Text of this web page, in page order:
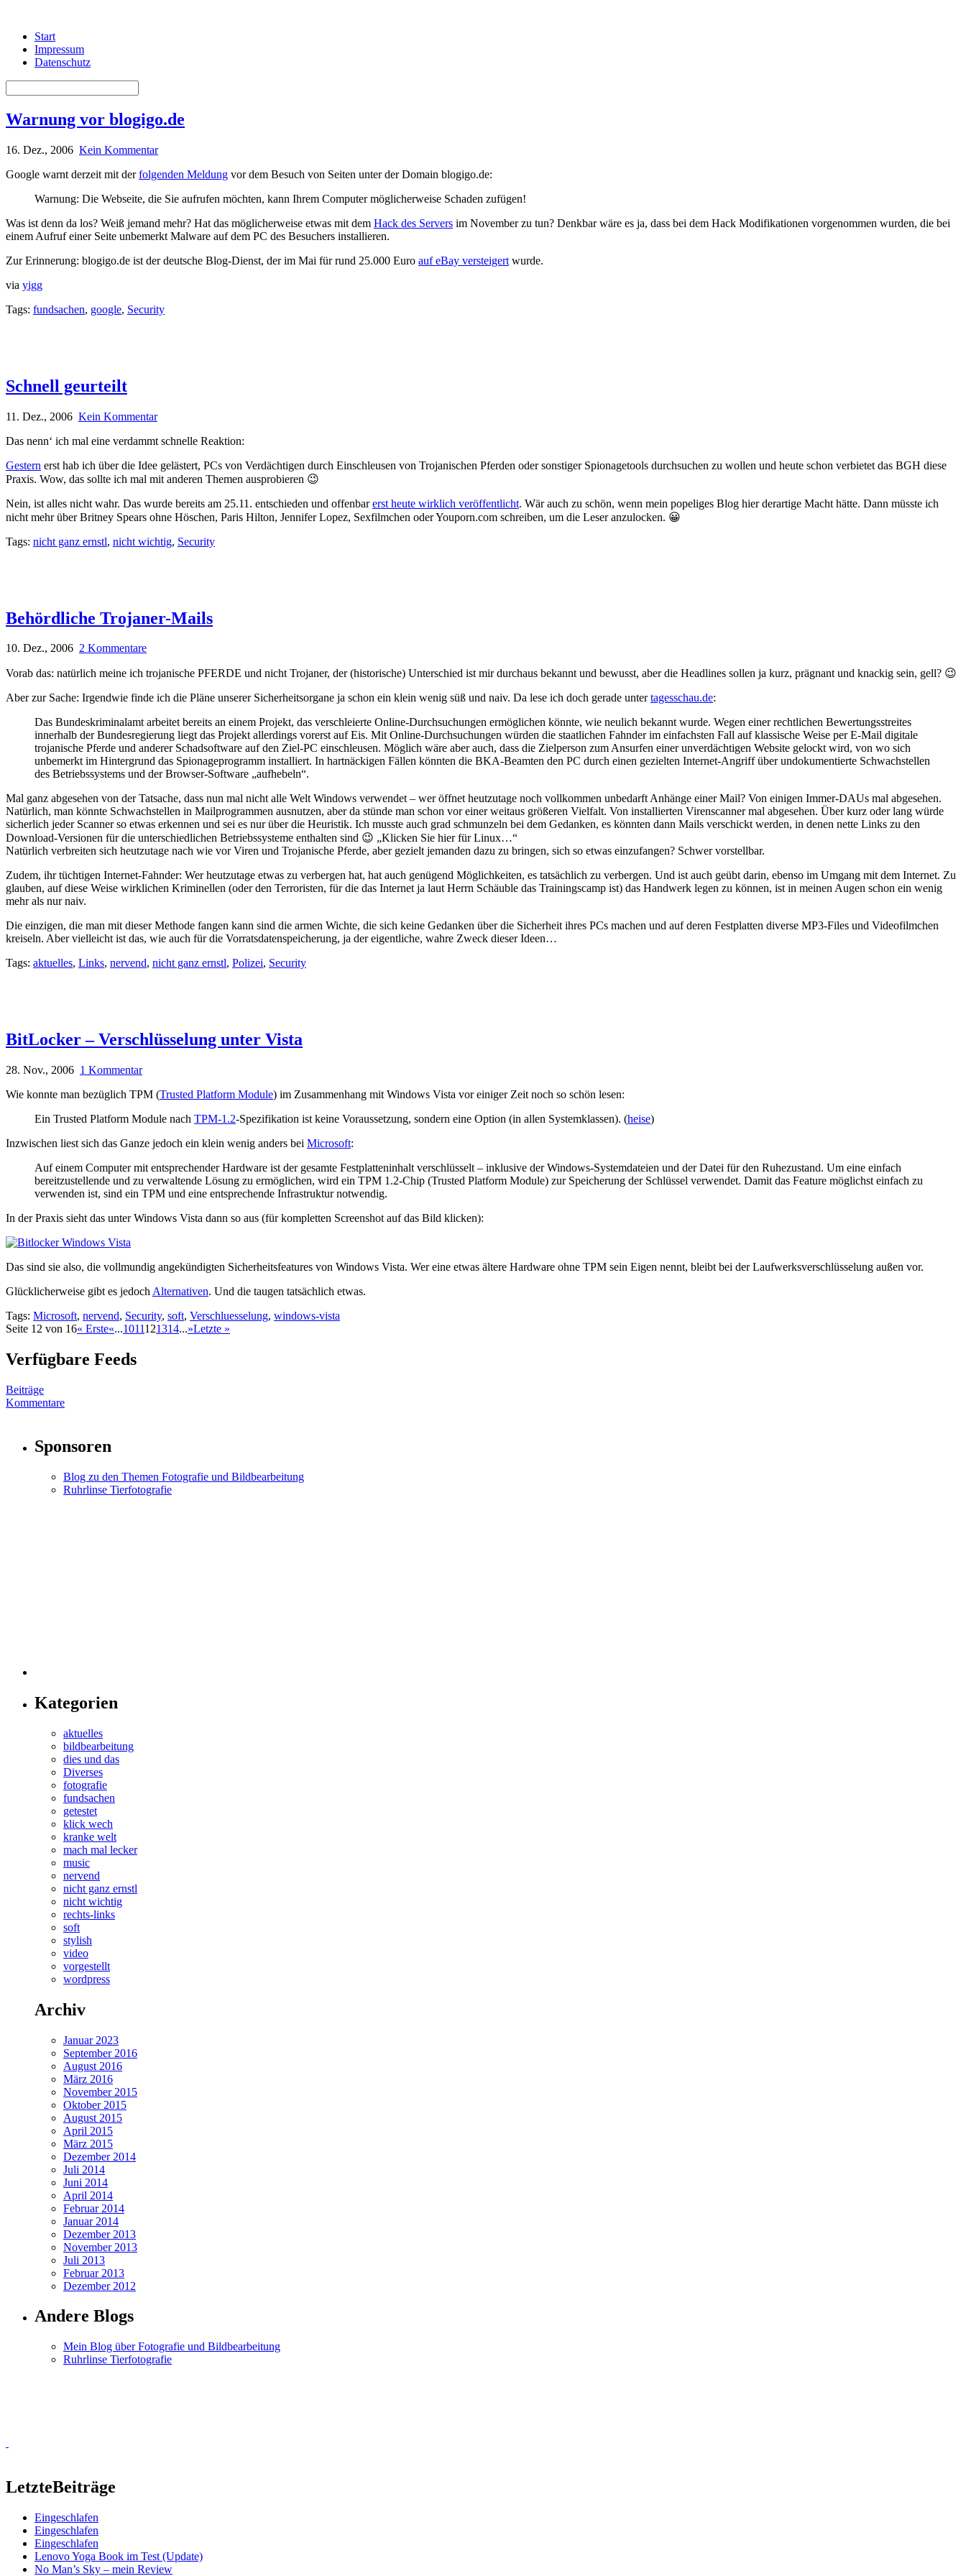
Start
Impressum
Datenschutz
Warnung vor blogigo.de
16. Dez., 2006 Kein Kommentar
Google warnt derzeit mit derfolgenden Meldung vor dem Besuch von Seiten unter der Domain blogigo.de:
Warnung: Die Webseite, die Sie aufrufen möchten, kann Ihrem Computer möglicherweise Schaden zufügen!
Was ist denn da los? Weiß jemand mehr? Hat das möglicherweise etwas mit dem Hack des Servers im November zu tun? Denkbar wäre es ja, dass bei dem Hack Modifikationen vorgenommen wurden, die bei
einem Aufruf einer Seite unbemerkt Malware auf dem PC des Besuchers installieren.
Zur Erinnerung: blogigo.de ist der deutsche Blog-Dienst, der im Mai für rund 25.000 Euro auf eBay versteigert wurde.
via yigg
Tags: fundsachen, google, Security
Schnell geurteilt
11. Dez., 2006 Kein Kommentar
Das nenn‘ ich mal eine verdammt schnelle Reaktion:
Gestern erst hab ich über die Idee gelästert, PCs von Verdächtigen durch Einschleusen von Trojanischen Pferden oder sonstiger Spionagetools durchsuchen zu wollen und heute schon verbietet das BGH diese
Praxis. Wow, das sollte ich mal mit anderen Themen ausprobieren 😉
Nein, ist alles nicht wahr. Das wurde bereits am 25.11. entschieden und offenbarerst heute wirklich veröffentlicht. Wär auch zu schön, wenn mein popeliges Blog hier derartige Macht hätte. Dann müsste ich
nicht mehr über Britney Spears ohne Höschen, Paris Hilton, Jennifer Lopez, Sexfilmchen oder Youporn.com schreiben, um die Leser anzulocken. 😀
Tags: nicht ganz ernstl, nicht wichtig, Security
Behördliche Trojaner-Mails
10. Dez., 2006 2 Kommentare
Vorab das: natürlich meine ich trojanische PFERDE und nicht Trojaner, der (historische) Unterschied ist mir durchaus bekannt und bewusst, aber die Headlines sollen ja kurz, prägnant und knackig sein, gell? 😉
Aber zur Sache: Irgendwie finde ich die Pläne unserer Sicherheitsorgane ja schon ein klein wenig süß und naiv. Da lese ich doch gerade untertagesschau.de:
Das Bundeskriminalamt arbeitet bereits an einem Projekt, das verschleierte Online-Durchsuchungen ermöglichen könnte, wie neulich bekannt wurde. Wegen einer rechtlichen Bewertungsstreites
innerhalb der Bundesregierung liegt das Projekt allerdings vorerst auf Eis. Mit Online-Durchsuchungen würden die staatlichen Fahnder im einfachsten Fall auf klassische Weise per E-Mail digitale
trojanische Pferde und anderer Schadsoftware auf den Ziel-PC einschleusen. Möglich wäre aber auch, dass die Zielperson zum Ansurfen einer unverdächtigen Website gelockt wird, von wo sich
unbemerkt im Hintergrund das Spionageprogramm installiert. In hartnäckigen Fällen könnten die BKA-Beamten den PC durch einen gezielten Internet-Angriff über undokumentierte Schwachstellen
des Betriebssystems und der Browser-Software „aufhebeln“.
Mal ganz abgesehen von der Tatsache, dass nun mal nicht alle Welt Windows verwendet – wer öffnet heutzutage noch vollkommen unbedarft Anhänge einer Mail? Von einigen Immer-DAUs mal abgesehen.
Natürlich, man könnte Schwachstellen in Mailprogrammen ausnutzen, aber da stünde man schon vor einer weitaus größeren Vielfalt. Von installierten Virenscanner mal abgesehen. Über kurz oder lang würde
sicherlich jeder Scanner so etwas erkennen und sei es nur über die Heuristik. Ich musste auch grad schmunzeln bei dem Gedanken, es könnten dann Mails verschickt werden, in denen nette Links zu den
Download-Versionen für die unterschiedlichen Betriebssysteme enthalten sind 😉 „Klicken Sie hier für Linux…“
Natürlich verbreiten sich heutzutage nach wie vor Viren und Trojanische Pferde, aber gezielt jemanden dazu zu bringen, sich so etwas einzufangen? Schwer vorstellbar.
Zudem, ihr tüchtigen Internet-Fahnder: Wer heutzutage etwas zu verbergen hat, hat auch genügend Möglichkeiten, es tatsächlich zu verbergen. Und ist auch geübt darin, ebenso im Umgang mit dem Internet. Zu
glauben, auf diese Weise wirklichen Kriminellen (oder den Terroristen, für die das Internet ja laut Herrn Schäuble das Trainingscamp ist) das Handwerk legen zu können, ist in meinen Augen schon ein wenig
mehr als nur naiv.
Die einzigen, die man mit dieser Methode fangen kann sind die armen Wichte, die sich keine Gedanken über die Sicherheit ihres PCs machen und auf deren Festplatten diverse MP3-Files und Videofilmchen
kreiseln. Aber vielleicht ist das, wie auch für die Vorratsdatenspeicherung, ja der eigentliche, wahre Zweck dieser Ideen…
Tags: aktuelles, Links, nervend, nicht ganz ernstl, Polizei, Security
BitLocker – Verschlüsselung unter Vista
28. Nov., 2006 1 Kommentar
Wie konnte man bezüglich TPM (Trusted Platform Module) im Zusammenhang mit Windows Vista vor einiger Zeit noch so schön lesen:
Ein Trusted Platform Module nach TPM-1.2-Spezifikation ist keine Voraussetzung, sondern eine Option (in allen Systemklassen). (heise)
Inzwischen liest sich das Ganze jedoch ein klein wenig anders bei Microsoft:
Auf einem Computer mit entsprechender Hardware ist der gesamte Festplatteninhalt verschlüsselt – inklusive der Windows-Systemdateien und der Datei für den Ruhezustand. Um eine einfach
bereitzustellende und zu verwaltende Lösung zu ermöglichen, wird ein TPM 1.2-Chip (Trusted Platform Module) zur Speicherung der Schlüssel verwendet. Damit das Feature möglichst einfach zu
verwenden ist, sind ein TPM und eine entsprechende Infrastruktur notwendig.
In der Praxis sieht das unter Windows Vista dann so aus (für kompletten Screenshot auf das Bild klicken):
Das sind sie also, die vollmundig angekündigten Sicherheitsfeatures von Windows Vista. Wer eine etwas ältere Hardware ohne TPM sein Eigen nennt, bleibt bei der Laufwerksverschlüsselung außen vor.
Glücklicherweise gibt es jedoch Alternativen. Und die taugen tatsächlich etwas.
Tags: Microsoft, nervend, Security, soft, Verschluesselung, windows-vista
Seite 12 von 16« Erste«...1011121314...»Letzte »
Verfügbare Feeds
Beiträge
Kommentare
Sponsoren
Blog zu den Themen Fotografie und Bildbearbeitung
Ruhrlinse Tierfotografie
Kategorien
aktuelles
bildbearbeitung
dies und das
Diverses
fotografie
fundsachen
getestet
klick wech
kranke welt
mach mal lecker
music
nervend
nicht ganz ernstl
nicht wichtig
rechts-links
soft
stylish
video
vorgestellt
wordpress
Archiv
Januar 2023
September 2016
August 2016
März 2016
November 2015
Oktober 2015
August 2015
April 2015
März 2015
Dezember 2014
Juli 2014
Juni 2014
April 2014
Februar 2014
Januar 2014
Dezember 2013
November 2013
Juli 2013
Februar 2013
Dezember 2012
Andere Blogs
Mein Blog über Fotografie und Bildbearbeitung
Ruhrlinse Tierfotografie
LetzteBeiträge
Eingeschlafen
Eingeschlafen
Eingeschlafen
Lenovo Yoga Book im Test (Update)
No Man’s Sky – mein Review